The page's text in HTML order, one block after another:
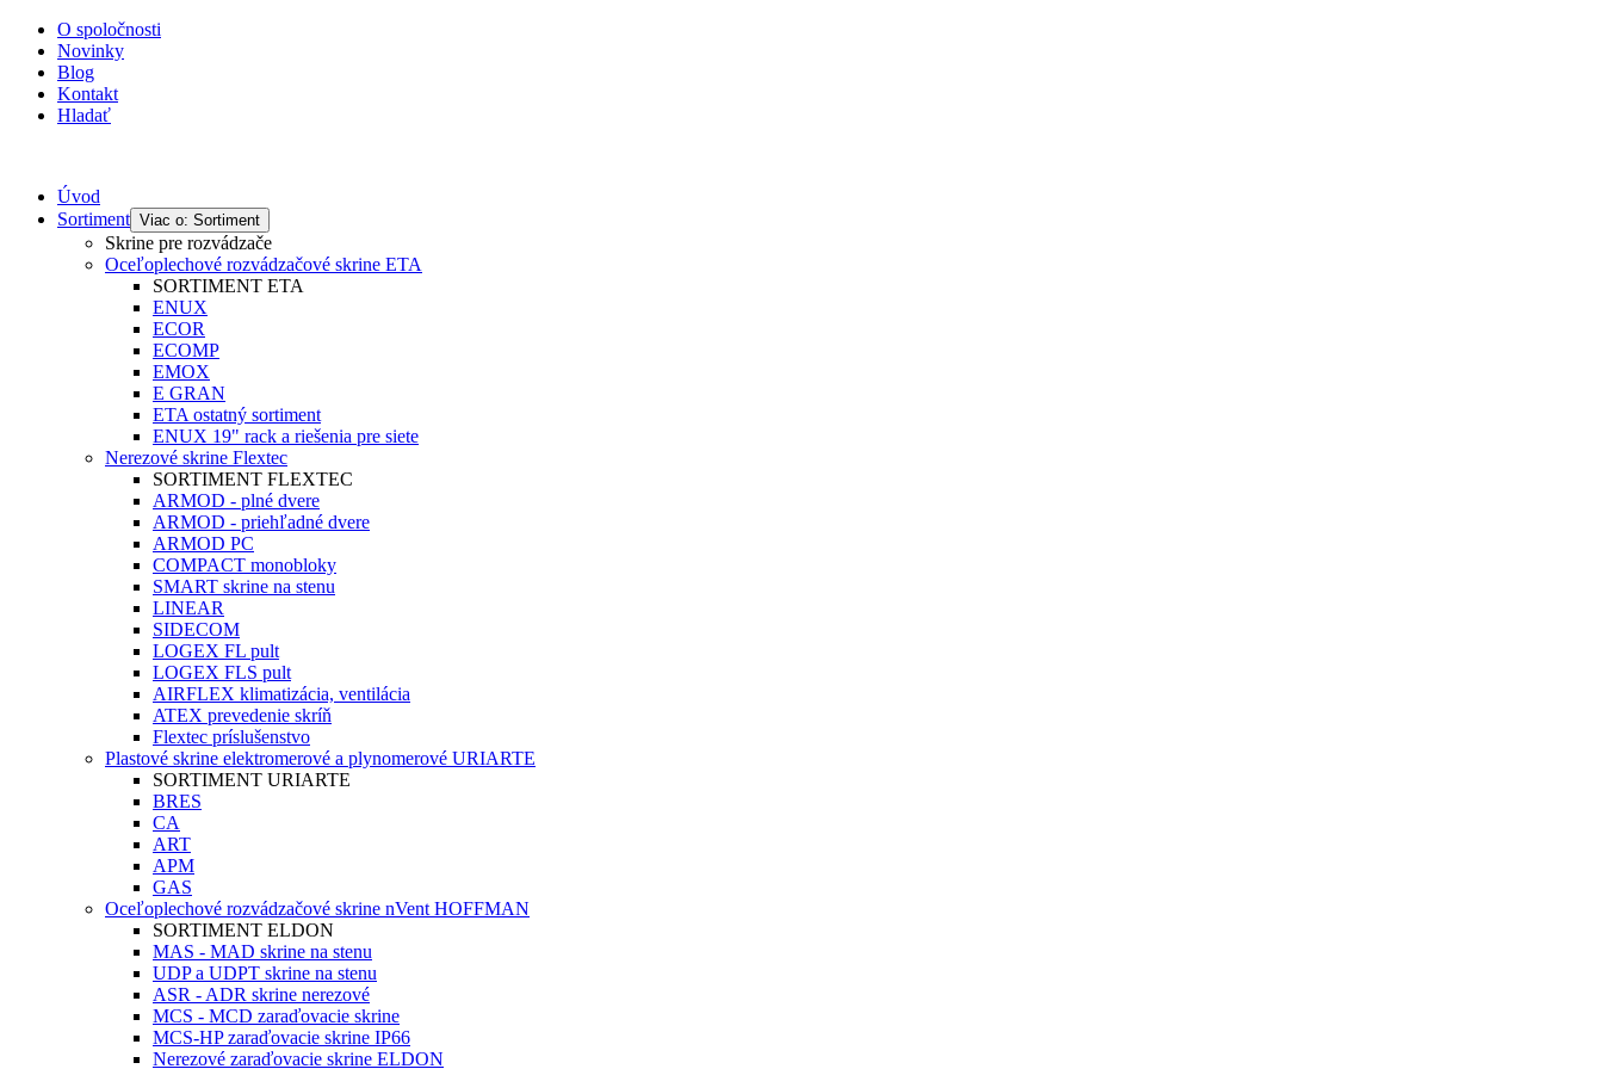
O spoločnosti
Novinky
Blog
Kontakt
Hladať
Úvod
Sortiment Viac o: Sortiment
Skrine pre rozvádzače
Oceľoplechové rozvádzačové skrine ETA
SORTIMENT ETA
ENUX
ECOR
ECOMP
EMOX
E GRAN
ETA ostatný sortiment
ENUX 19" rack a riešenia pre siete
Nerezové skrine Flextec
SORTIMENT FLEXTEC
ARMOD - plné dvere
ARMOD - priehľadné dvere
ARMOD PC
COMPACT monobloky
SMART skrine na stenu
LINEAR
SIDECOM
LOGEX FL pult
LOGEX FLS pult
AIRFLEX klimatizácia, ventilácia
ATEX prevedenie skríň
Flextec príslušenstvo
Plastové skrine elektromerové a plynomerové URIARTE
SORTIMENT URIARTE
BRES
CA
ART
APM
GAS
Oceľoplechové rozvádzačové skrine nVent HOFFMAN
SORTIMENT ELDON
MAS - MAD skrine na stenu
UDP a UDPT skrine na stenu
ASR - ADR skrine nerezové
MCS - MCD zaraďovacie skrine
MCS-HP zaraďovacie skrine IP66
Nerezové zaraďovacie skrine ELDON